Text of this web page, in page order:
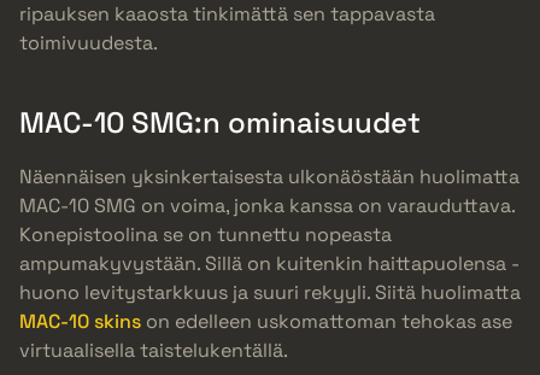
ripauksen kaaosta tinkimättä sen tappavasta
toimivuudesta.
MAC-10 SMG:n ominaisuudet
Näennäisen yksinkertaisesta ulkonäöstään huolimatta
MAC-10 SMG on voima, jonka kanssa on varauduttava.
Konepistoolina se on tunnettu nopeasta
ampumakyvystään. Sillä on kuitenkin haittapuolensa -
huono levitystarkkuus ja suuri rekyyli. Siitä huolimatta
MAC-10 skins on edelleen uskomattoman tehokas ase
virtuaalisella taistelukentällä.